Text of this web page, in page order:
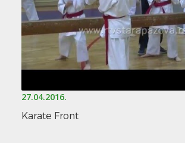
27.04.2016.
Karate Front